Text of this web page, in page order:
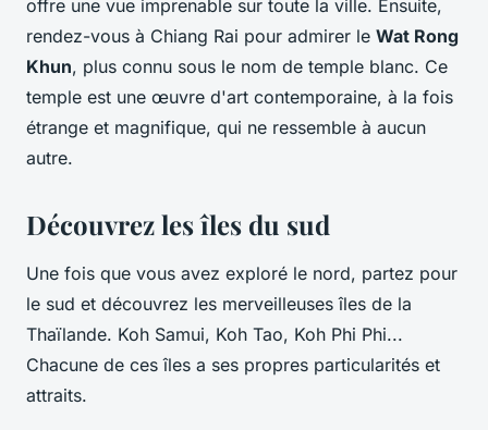
offre une vue imprenable sur toute la ville. Ensuite,
rendez-vous à Chiang Rai pour admirer le Wat Rong
Khun, plus connu sous le nom de temple blanc. Ce
temple est une œuvre d'art contemporaine, à la fois
étrange et magnifique, qui ne ressemble à aucun
autre.
Découvrez les îles du sud
Une fois que vous avez exploré le nord, partez pour
le sud et découvrez les merveilleuses îles de la
Thaïlande. Koh Samui, Koh Tao, Koh Phi Phi...
Chacune de ces îles a ses propres particularités et
attraits.